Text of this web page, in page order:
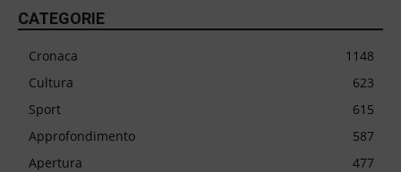
CATEGORIE
Cronaca
1148
Cultura
623
Sport
615
Approfondimento
587
Apertura
477